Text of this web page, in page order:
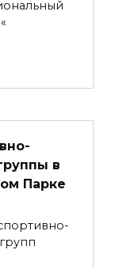
в
Парке